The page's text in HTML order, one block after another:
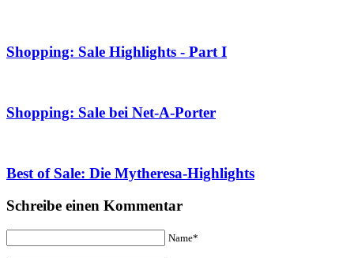
Shopping: Sale Highlights - Part I
Shopping: Sale bei Net-A-Porter
Best of Sale: Die Mytheresa-Highlights
Schreibe einen Kommentar
Name*